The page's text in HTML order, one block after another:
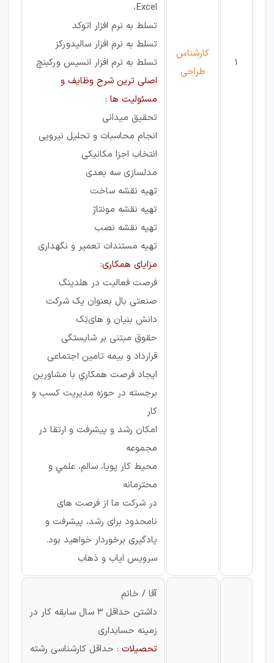
1
کارشناس
طراحی
Excel،
تسلط به نرم افزار اتوکد
تسلط به نرم افزار سالیدورکز
تسلط به نرم افزار انسیس ورکبنچ
اصلی ترین شرح وظایف و
مسئولیت ها :
تحقیق میدانی
انجام محاسبات و تحلیل نیرویی
انتخاب اجزا مکانیکی
مدلسازی سه بعدی
تهیه نقشه ساخت
تهیه نقشه مونتاژ
تهیه نقشه نصب
تهیه مستندات تعمیر و نگهداری
مزایای همکاری:
فرصت فعاليت در هلدينگ
صنعتی بال بعنوان يک شركت
دانش بنيان و های‌تِک
حقوق مبتنی بر شایستگی
قرارداد و بیمه تامین اجتماعی
ايجاد فرصت همكاري با مشاورين
برجسته در حوزه مديريت كسب و
كار
امکان رشد و پیشرفت و ارتقا در
مجموعه
محیط کار پویا، سالم، علمي و
محترمانه
در شرکت ما از فرصت های
نامحدود برای رشد، پیشرفت و
یادگیری برخوردار خواهید بود.
سرويس اياب و ذهاب
آقا / خانم
داشتن حداقل 3 سال سابقه كار در
زمینه حسابداری
تحصیلات : حداقل کارشناسی رشته